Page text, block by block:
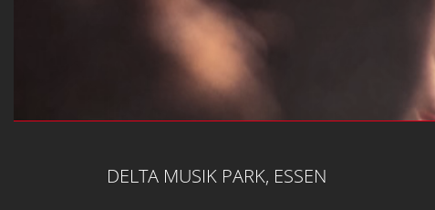
DELTA MUSIK PARK, ESSEN